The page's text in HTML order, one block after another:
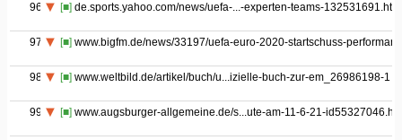
96 [■] de.sports.yahoo.com/news/uefa-...-experten-teams-
97 [■] www.bigfm.de/news/33197/uefa-euro-2020-startschuss-
98 [■] www.weltbild.de/artikel/buch/u...izielle-buch-zur-em_26986198-1
99 [■] www.augsburger-allgemeine.de/s...ute-am-11-6-21-